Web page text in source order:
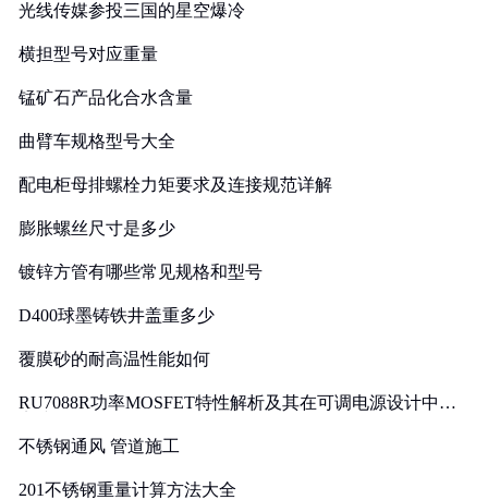
光线传媒参投三国的星空爆冷
横担型号对应重量
锰矿石产品化合水含量
曲臂车规格型号大全
配电柜母排螺栓力矩要求及连接规范详解
膨胀螺丝尺寸是多少
镀锌方管有哪些常见规格和型号
D400球墨铸铁井盖重多少
覆膜砂的耐高温性能如何
RU7088R功率MOSFET特性解析及其在可调电源设计中的
不锈钢通风 管道施工
201不锈钢重量计算方法大全